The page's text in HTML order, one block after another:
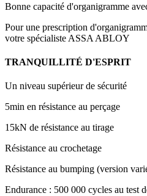
Bonne capacité d'organigramme
Pour une prescription
votre spécialiste ASSA ABLOY
TRANQUILLITÉ D'ESPRIT
Un niveau supérieur de sécurité
5min en résistance au perçage
15kN de résistance au tirage
Résistance au crochetage
Résistance au bumping (version
Endurance : 500 000 cycles au test